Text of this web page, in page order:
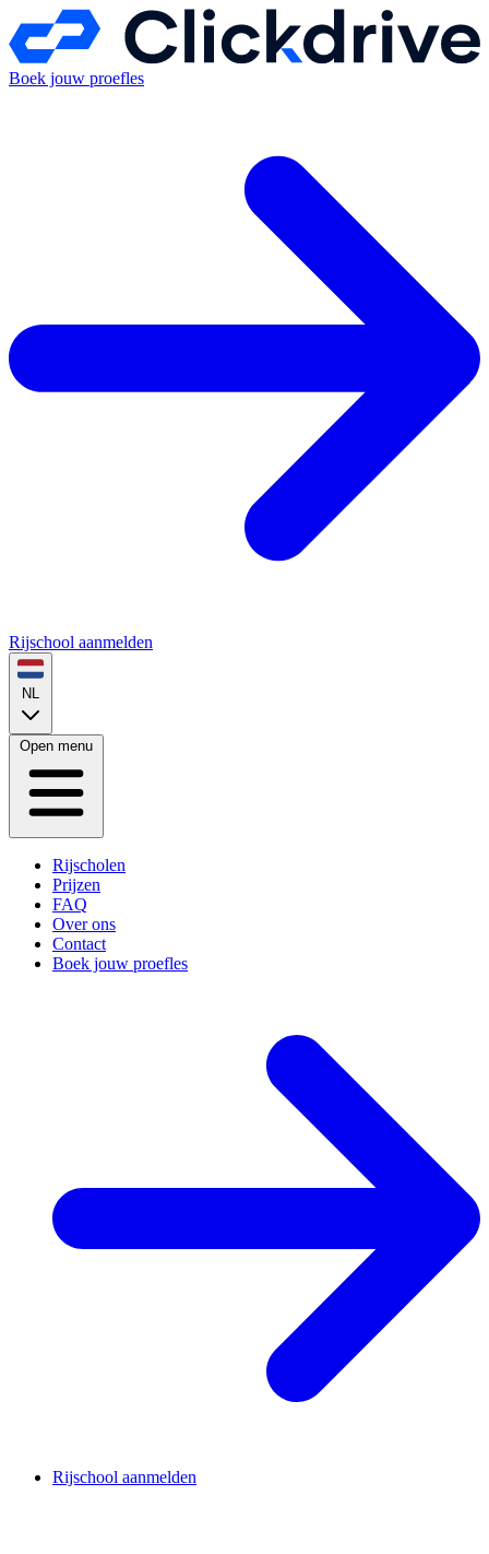
Boek jouw proefles
Rijschool aanmelden
NL
Open menu
Rijscholen
Prijzen
FAQ
Over ons
Contact
Boek jouw proefles
Rijschool aanmelden